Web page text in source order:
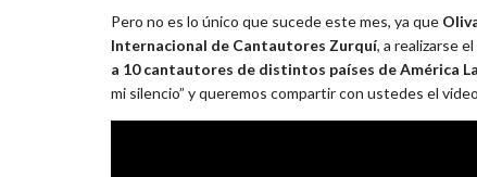
Pero no es lo único que sucede este mes, ya que
Internacional de Cantautores Zurquí, a realizarse
a 10 cantautores de distintos países de América
mi silencio” y queremos compartir con ustedes el